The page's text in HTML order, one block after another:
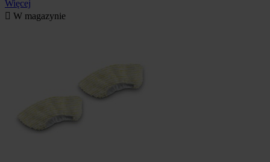
Więcej
 W magazynie